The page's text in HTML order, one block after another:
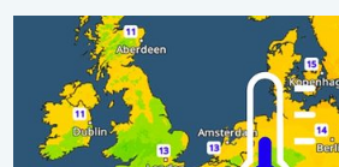
Hladnije noći pred nama. Zapadna-